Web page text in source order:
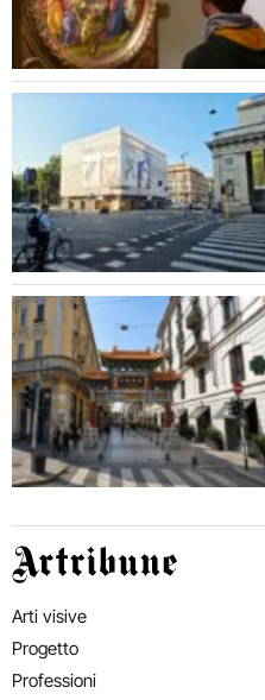
Artribune
Arti visive
Progetto
Professioni